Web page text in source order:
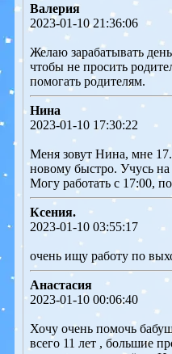
Валерия
2023-01-10 21:36:06
Желаю зарабатывать
чтобы не просить
помогать родителям.
Нина
2023-01-10 17:30:22
Меня зовут Нина, мне
новому быстро. Учусь на
Могу работать с 17:00,
Ксения.
2023-01-10 03:55:17
очень ищу работу по
Анастасия
2023-01-10 00:06:40
Хочу очень помочь
всего 11 лет , большие